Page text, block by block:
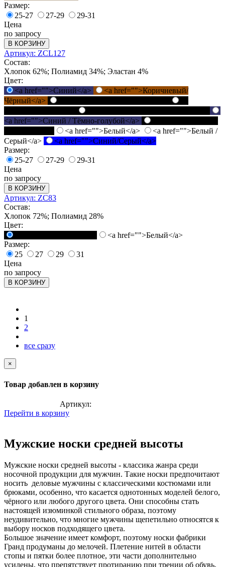
Размер:
25-27
27-29
29-31
Цена
по запросу
В КОРЗИНУ
Артикул: ZCL127
Состав:
Хлопок 62%; Полиамид 34%; Эластан 4%
Цвет:
<a href="">Синий</a>
<a href="">Коричневый/
Чёрный</a>
<a href="">Синий / Тёмно-голубой</a>
<a href="">Белый</a>
<a href="">Белый /
Серый</a>
<a href="">Синий/Серый</a>
Размер:
25-27
27-29
29-31
Цена
по запросу
В КОРЗИНУ
Артикул: ZC83
Состав:
Хлопок 72%; Полиамид 28%
Цвет:
<a href="">Белый</a>
Размер:
25
27 29
31
Цена
по запросу
В КОРЗИНУ
1
2
все сразу
×
Товар добавлен в корзину
Артикул:
Перейти в корзину
Мужские носки средней высоты
Мужские носки средней высоты - классика жанра среди
носочной продукции для мужчин. Такие носки предпочитают
носить деловые мужчины с классическими костюмами или
брюками, особенно, что касается однотонных моделей белого,
чёрного или любого другого цвета. Они способны стать
настоящей изюминкой стильного образа, поэтому
неудивительно, что многие мужчины щепетильно относятся к
выбору носков подходящего цвета.
Большое значение имеет комфорт, поэтому носки фабрики
Гранд продуманы до мелочей. Плетение нитей в области
стопы и пятки более плотное, эти части дополнительно
усилены, что препятствует протиранию при трении об обувь.